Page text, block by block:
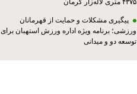
۴۳۷۵ متری لاله‌زار کرمان
پیگیری مشکلات و حمایت از قهرمانان
ورزشی؛ برنامه ویژه اداره ورزش استهبان برای
توسعه دو و میدانی